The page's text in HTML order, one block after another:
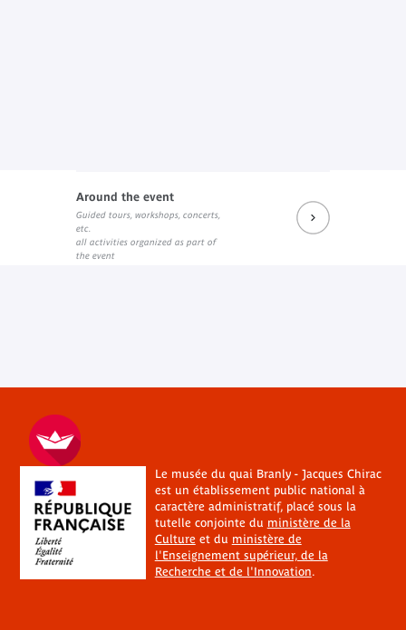
Around the event
Guided tours, workshops, concerts,
etc.
all activities organized as part of
the event
Le musée du quai Branly - Jacques Chirac
est un établissement public national à
caractère administratif, placé sous la
tutelle conjointe du ministère de la
Cultureet du ministère de
l'Enseignement supérieur, de la
Recherche et de l'Innovation.